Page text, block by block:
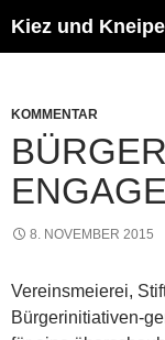
Inhalt
Kiez und
KOMMENTAR
8. NOVEMBER 2015
Vereinsmeierei,
Bürgerinitiativen-